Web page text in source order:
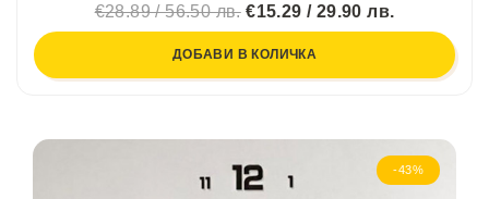
€28.89 / 56.50 лв.€15.29 / 29.90 лв.
ДОБАВИ В КОЛИЧКА
-43%